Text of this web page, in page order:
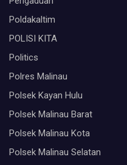
Poldakaltim
POLISI KITA
Politics
Polres Malinau
Polsek Kayan Hulu
Polsek Malinau Barat
Polsek Malinau Kota
Polsek Malinau Selatan